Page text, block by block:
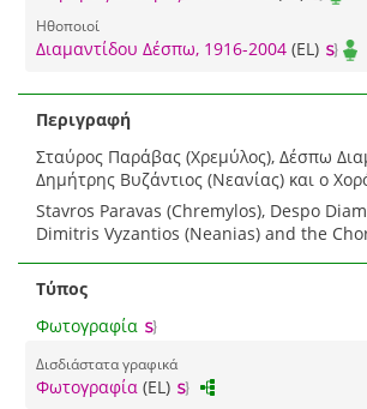
Ηθοποιοί
Διαμαντίδου Δέσπω, 1916-2004 (EL)
Περιγραφή
Σταύρος Παράβας (Χρεμύλος), Δέσπω
Δημήτρης Βυζάντιος (Νεανίας) και ο
Stavros Paravas (Chremylos), Despo
Dimitris Vyzantios (Neanias) and the
Τύπος
Φωτογραφία
Δισδιάστατα γραφικά
Φωτογραφία (EL)